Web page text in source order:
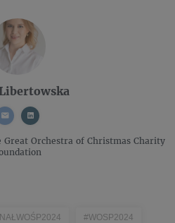
Great Orchestra of Christmas Charity
#WOSP2024